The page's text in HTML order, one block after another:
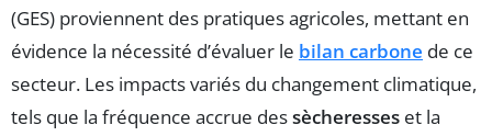
(GES) proviennent des pratiques agricoles, mettant en
évidence la nécessité d’évaluer le bilan carbone de ce
secteur. Les impacts variés du changement climatique,
tels que la fréquence accrue dessècheresses et la